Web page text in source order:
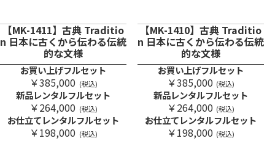
【MK-1411】古典 Traditio
n 日本に古くから伝わる伝統
的な文様
お買い上げフルセット
￥385,000 (税込)
新品レンタルフルセット
￥264,000 (税込)
お仕立てレンタルフルセット
￥198,000 (税込)
【MK-1410】古典 Traditio
n 日本に古くから伝わる伝統
的な文様
お買い上げフルセット
￥385,000 (税込)
新品レンタルフルセット
￥264,000 (税込)
お仕立てレンタルフルセット
￥198,000 (税込)